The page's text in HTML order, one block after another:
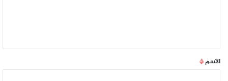
الاسم*